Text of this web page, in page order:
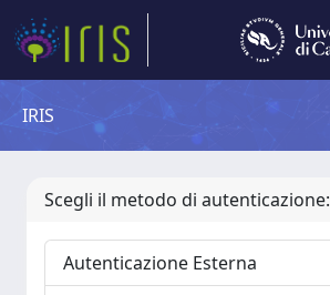
IRIS
Scegli il metodo di autenticazione:
Autenticazione Esterna